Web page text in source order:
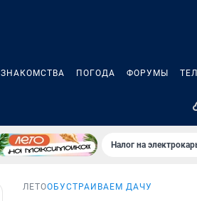
ЗНАКОМСТВА ПОГОДА ФОРУМЫ
Налог на
ЛЕТООБУСТРАИВАЕМ ДАЧУ